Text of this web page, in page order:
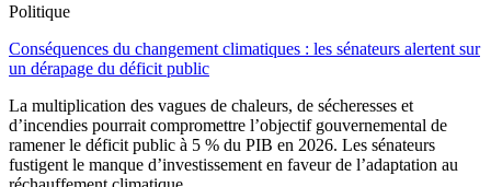
Politique
Conséquences du changement climatiques : les sénateurs alertent sur
un dérapage du déficit public
La multiplication des vagues de chaleurs, de sécheresses et
d’incendies pourrait compromettre l’objectif gouvernemental de
ramener le déficit public à 5 % du PIB en 2026. Les sénateurs
fustigent le manque d’investissement en faveur de l’adaptation au